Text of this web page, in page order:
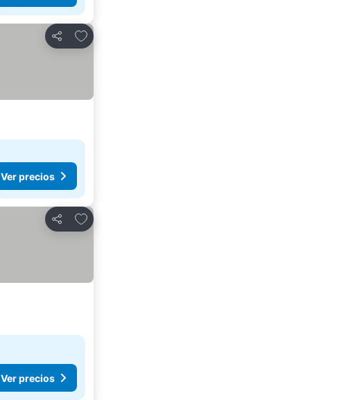
Compartir
Añadir a favoritos
Ver precios
Compartir
Añadir a favoritos
Ver precios